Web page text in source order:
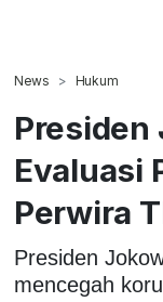
News Hukum
Presiden
Evaluasi
Perwira
Presiden
mencegah